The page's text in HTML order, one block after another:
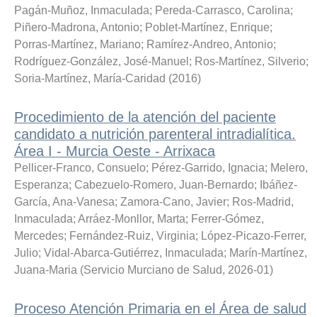
Pagán-Muñoz, Inmaculada; Pereda-Carrasco, Carolina;
Piñero-Madrona, Antonio; Poblet-Martínez, Enrique;
Porras-Martínez, Mariano; Ramírez-Andreo, Antonio;
Rodríguez-González, José-Manuel ; Ros-Martínez, Silverio;
Soria-Martínez, María-Caridad (2016)
Procedimiento de la atención del paciente
candidato a nutrición parenteral intradialítica.
Área I - Murcia Oeste - Arrixaca
Pellicer-Franco, Consuelo; Pérez-Garrido, Ignacia; Melero,
Esperanza; Cabezuelo-Romero, Juan-Bernardo;
Ibáñez-
García, Ana-Vanesa; Zamora-Cano, Javier; Ros-Madrid,
Inmaculada; Arráez-Monllor, Marta; Ferrer-Gómez,
Mercedes; Fernández-Ruiz, Virginia; López-Picazo-Ferrer,
Julio; Vidal-Abarca-Gutiérrez, Inmaculada; Marín-Martínez,
Juana-Maria (Servicio Murciano de Salud, 2026-01)
Proceso Atención Primaria en el Área de salud